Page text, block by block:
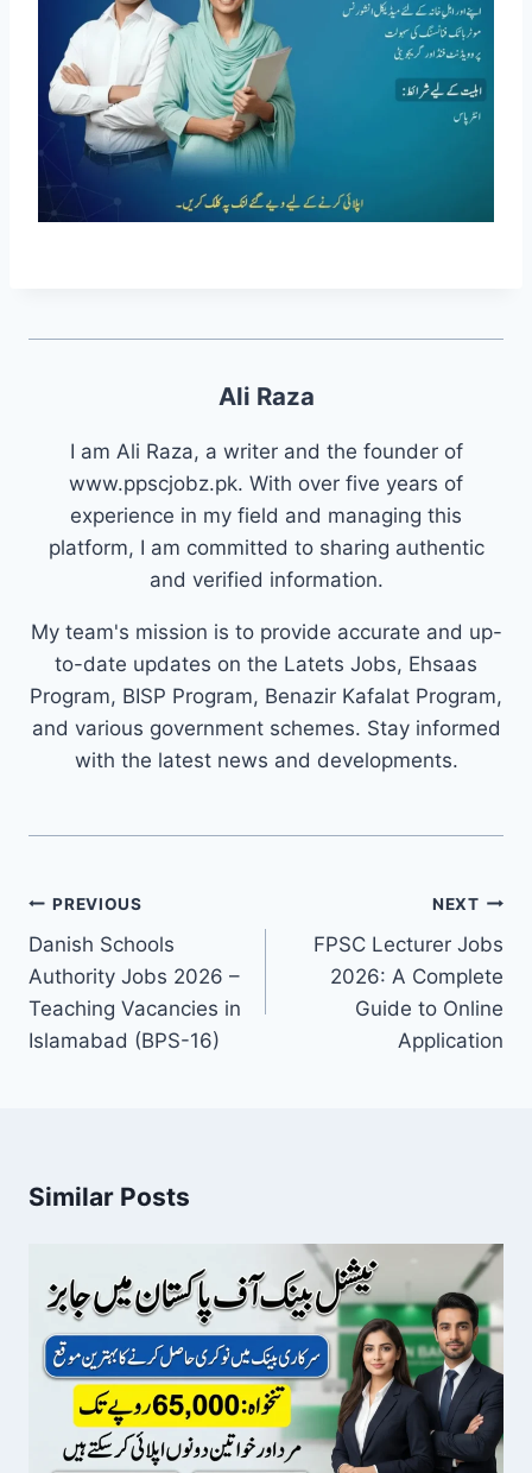
Ali Raza
I am Ali Raza, a writer and the founder of
www.ppscjobz.pk. With over five years of
experience in my field and managing this
platform, I am committed to sharing authentic
and verified information.
My team's mission is to provide accurate and up-
to-date updates on the Latets Jobs, Ehsaas
Program, BISP Program, Benazir Kafalat Program,
and various government schemes. Stay informed
with the latest news and developments.
Post
navigation
PREVIOUS
Danish Schools
Authority Jobs 2026 –
Teaching Vacancies in
Islamabad (BPS-16)
NEXT
FPSC Lecturer Jobs
2026: A Complete
Guide to Online
Application
Similar Posts